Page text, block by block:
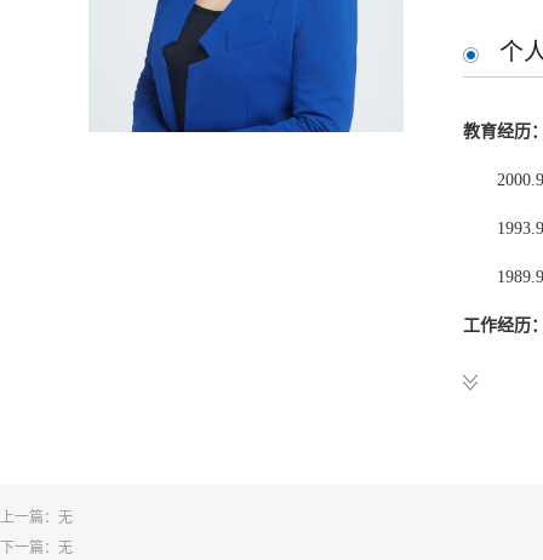
个
教育经历
工作经历
上一篇：无
下一篇：无